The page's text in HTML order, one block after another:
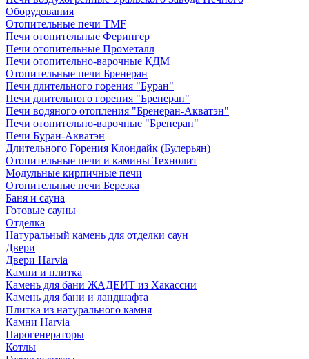
Оборудования
Отопительные печи TMF
Печи отопительные Ферингер
Печи отопительные Прометалл
Печи отопительно-варочные КДМ
Отопительные печи Бренеран
Печи длительного горения "Буран"
Печи длительного горения "Бренеран"
Печи водяного отопления "Бренеран-Акватэн"
Печи отопительно-варочные "Бренеран"
Печи Буран-Акватэн
Длительного Горения Клондайк (Булерьян)
Отопительные печи и камины Технолит
Модульные кирпичные печи
Отопительные печи Березка
Баня и сауна
Готовые сауны
Отделка
Натуральный камень для отделки саун
Двери
Двери Harvia
Камни и плитка
Камень для бани ЖАДЕИТ из Хакассии
Камень для бани и ландшафта
Плитка из натурального камня
Камни Harvia
Парогенераторы
Котлы